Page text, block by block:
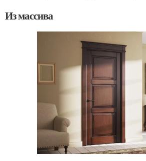
Из массива